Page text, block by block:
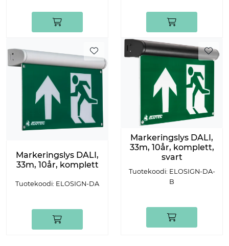
Markeringslys DALI,
33m, 10år, komplett
Tuotekoodi: ELOSIGN-DA
Markeringslys DALI,
33m, 10år, komplett,
svart
Tuotekoodi: ELOSIGN-DA-
B